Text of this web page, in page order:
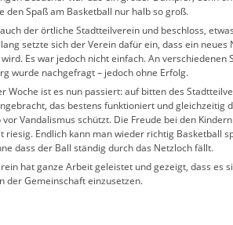
den Spaß am Basketball nur halb so groß.
der örtliche Stadtteilverein und beschloss,
setzte sich der Verein dafür ein, dass ein neues
Es war jedoch nicht einfach. An verschiedenen
wurde nachgefragt – jedoch ohne Erfolg.
Woche ist es nun passiert: auf bitten des
das bestens funktioniert und gleichzeitig
Vandalismus schützt. Die Freude bei den
riesig. Endlich kann man wieder richtig Basketball
dass der Ball ständig durch das Netzloch fällt.
hat ganze Arbeit geleistet und gezeigt, dass es
der Gemeinschaft einzusetzen.